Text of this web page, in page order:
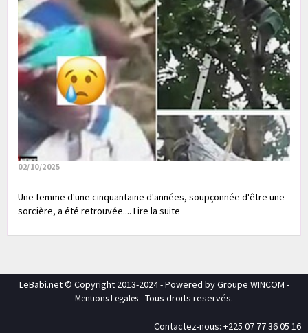
02/10/2025
Une femme d'une cinquantaine d'années, soupçonnée d'être une
sorcière, a été retrouvée.... Lire la suite
LeBabi.net © Copyright 2013-2024 - Powered by Groupe WINCOM -
Mentions Legales- Tous droits reservés.
Contactez-nous: +225 07 77 36 05 16